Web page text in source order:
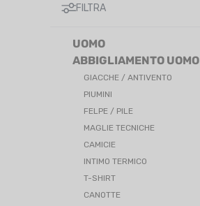
FILTRA
UOMO
ABBIGLIAMENTO UOMO
GIACCHE / ANTIVENTO
PIUMINI
FELPE / PILE
MAGLIE TECNICHE
CAMICIE
INTIMO TERMICO
T-SHIRT
CANOTTE